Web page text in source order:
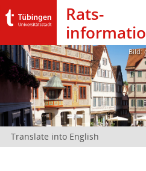
Rats­
Bild:
Translate into English